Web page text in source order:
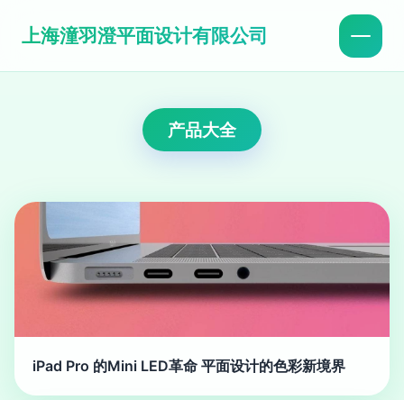
上海潼羽澄平面设计有限公司
产品大全
iPad Pro 的Mini LED革命 平面设计的色彩新境界